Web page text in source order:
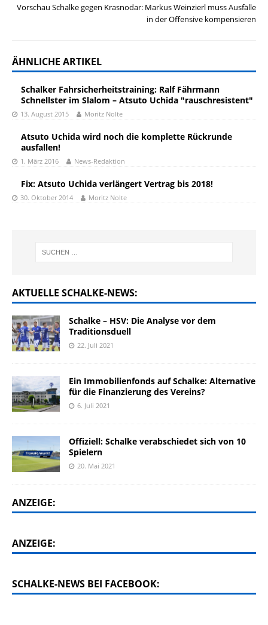
Vorschau Schalke gegen Krasnodar: Markus Weinzierl muss Ausfälle
in der Offensive kompensieren
ÄHNLICHE ARTIKEL
Schalker Fahrsicherheitstraining: Ralf Fährmann
Schnellster im Slalom – Atsuto Uchida "rauschresistent"
13. August 2015 Moritz Nolte
Atsuto Uchida wird noch die komplette Rückrunde
ausfallen!
1. März 2016 News-Redaktion
Fix: Atsuto Uchida verlängert Vertrag bis 2018!
30. Oktober 2014 Moritz Nolte
AKTUELLE SCHALKE-NEWS:
Schalke – HSV: Die Analyse vor dem
Traditionsduell
22. Juli 2021
Ein Immobilienfonds auf Schalke: Alternative
für die Finanzierung des Vereins?
6. Juli 2021
Offiziell: Schalke verabschiedet sich von 10
Spielern
20. Mai 2021
ANZEIGE:
ANZEIGE:
SCHALKE-NEWS BEI FACEBOOK: